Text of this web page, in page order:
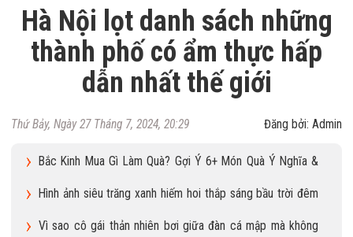
Hà Nội lọt danh sách những
thành phố có ẩm thực hấp
dẫn nhất thế giới
Thứ Bảy, Ngày 27 Tháng 7, 2024, 20:29 Đăng bởi: Admin
Bắc Kinh Mua Gì Làm Quà? Gợi Ý 6+ Món Quà Ý Nghĩa &
Hình ảnh siêu trăng xanh hiếm hoi thắp sáng bầu trời đêm
Vì sao cô gái thản nhiên bơi giữa đàn cá mập mà không